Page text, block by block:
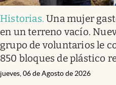
Historias.Una mujer
en un terreno vacío.
grupo de voluntarios le
850 bloques de plástico
jueves, 06 de Agosto de 2026